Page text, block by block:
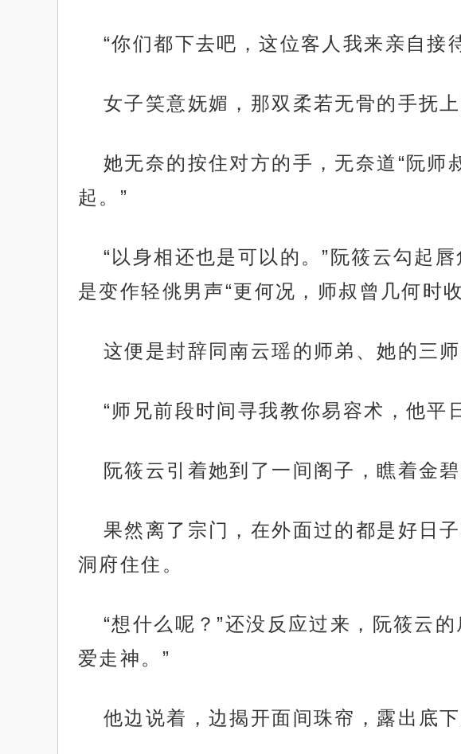
“你们都下去吧，这位客人我来亲自接
女子笑意妩媚，那双柔若无骨的手抚
她无奈的按住对方的手，无奈道“阮师
起。”
“以身相还也是可以的。”阮筱云勾起
是变作轻佻男声“更何况，师叔曾几何时
这便是封辞同南云瑶的师弟、她的三
“师兄前段时间寻我教你易容术，他平
阮筱云引着她到了一间阁子，瞧着金碧
果然离了宗门，在外面过的都是好日
洞府住住。
“想什么呢？”还没反应过来，阮筱云
爱走神。”
他边说着，边揭开面间珠帘，露出底下